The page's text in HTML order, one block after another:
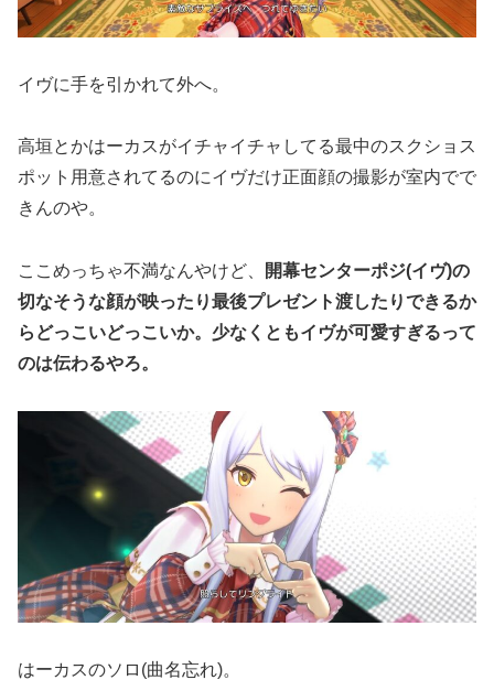
イヴに手を引かれて外へ。
高垣とかはーカスがイチャイチャしてる最中のスクショス
ポット用意されてるのにイヴだけ正面顔の撮影が室内でで
きんのや。
ここめっちゃ不満なんやけど、
開幕センターポジ(イヴ)の
切なそうな顔が映ったり最後プレゼント渡したりできるか
らどっこいどっこいか。少なくともイヴが可愛すぎるって
のは伝わるやろ。
はーカスのソロ(曲名忘れ)。